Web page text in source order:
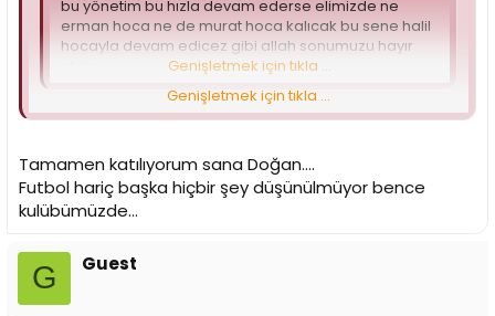
bu yönetim bu hızla devam ederse elimizde ne
erman hoca ne de murat hoca kalıcak bu sene halil
hocayla devam edicez gibi allah sonumuzu hayır
Genişletmek için tıkla ...
onlarda cok istiyodu sanki halil uneri degistirmeyi?cok bir
teknik kadrosu ne kadar baglar yonetimi bi dusunelim
bu sponsorluk tamemen futbolla yapilmis bir sponsorluk
Genişletmek için tıkla ...
Tamamen katılıyorum sana Doğan....
Futbol hariç başka hiçbir şey düşünülmüyor bence
kulübümüzde...
G Guest